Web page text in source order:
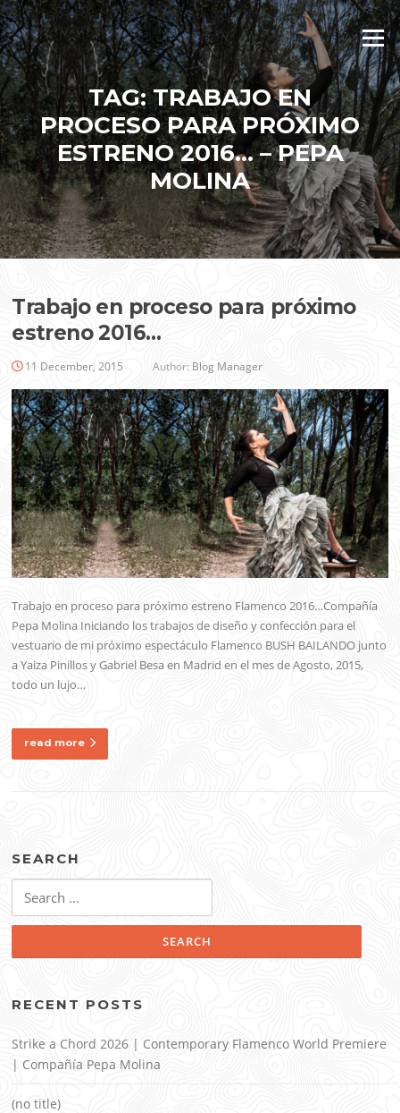
Skip
to
content
Menu
TAG:TRABAJO EN
PROCESO PARA PRÓXIMO
ESTRENO 2016… – PEPA
MOLINA
Trabajo en proceso para próximo
estreno 2016…
11 December, 2015 Author: Blog Manager
Trabajo en proceso para próximo estreno Flamenco 2016…Compañía
Pepa Molina Iniciando los trabajos de diseño y confección para el
vestuario de mi próximo espectáculo Flamenco BUSH BAILANDO junto
a Yaiza Pinillos y Gabriel Besa en Madrid en el mes de Agosto, 2015,
todo un lujo…
read more
SEARCH
for:
RECENT POSTS
Strike a Chord 2026 | Contemporary Flamenco World Premiere
| Compañía Pepa Molina
(no title)